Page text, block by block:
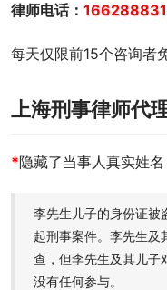
律师电话：
每天仅限前15个咨询者
上海刑事律师代
*隐藏了当事人真实姓
李先生儿子的身份证被
起刑事案件。李先生及
查，但李先生及其儿子
没有任何参与。